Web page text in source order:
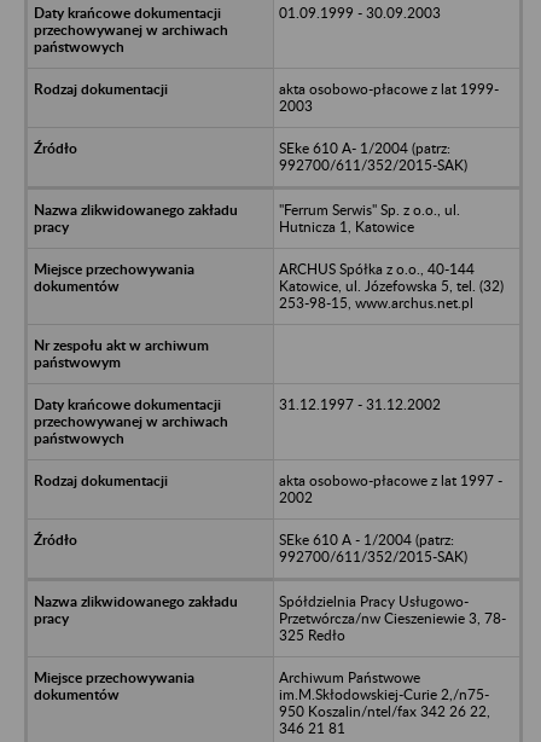
01.09.1999 - 30.09.2003
akta osobowo-płacowe z lat 1999-
2003
SEke 610 A- 1/2004 (patrz:
992700/611/352/2015-SAK)
"Ferrum Serwis" Sp. z o.o., ul.
Hutnicza 1, Katowice
ARCHUS Spółka z o.o., 40-144
Katowice, ul. Józefowska 5, tel. (32)
253-98-15, www.archus.net.pl
31.12.1997 - 31.12.2002
akta osobowo-płacowe z lat 1997 -
2002
SEke 610 A - 1/2004 (patrz:
992700/611/352/2015-SAK)
Spółdzielnia Pracy Usługowo-
Przetwórcza/nw Cieszeniewie 3, 78-
325 Redło
Archiwum Państwowe
im.M.Skłodowskiej-Curie 2,/n75-
950 Koszalin/ntel/fax 342 26 22,
346 21 81